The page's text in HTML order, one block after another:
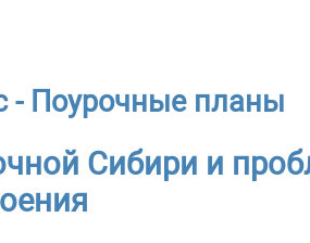
- Поурочные планы
Сибири и